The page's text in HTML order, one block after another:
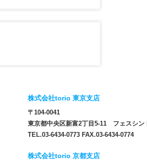
株式会社torio 東京支店
〒104-0041
東京都中央区新富2丁目5-11 フェスシン
TEL.03-6434-0773 FAX.03-6434-0774
株式会社torio 京都支店